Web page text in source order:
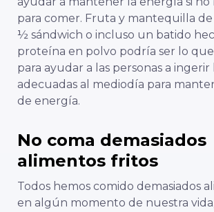
para comer. Fruta y mantequilla de
½ sándwich o incluso un batido
proteína en polvo podría ser lo que
para ayudar a las personas a ingerir
adecuadas al mediodía para
de energía.
No coma demasiados
alimentos fritos
Todos hemos comido demasiados
en algún momento de nuestra